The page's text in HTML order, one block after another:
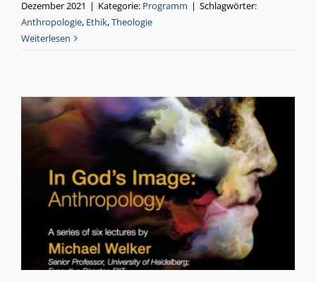
Dezember 2021 | Kategorie: Programm | Schlagwörter:
Anthropologie, Ethik,Theologie
Weiterlesen